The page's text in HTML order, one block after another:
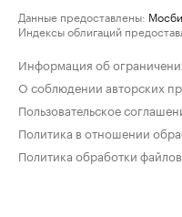
Данные предоставлены:
Индексы облигаций
Информация об
О соблюдении авторских
Пользовательское
Политика в отношении
Политика обработки